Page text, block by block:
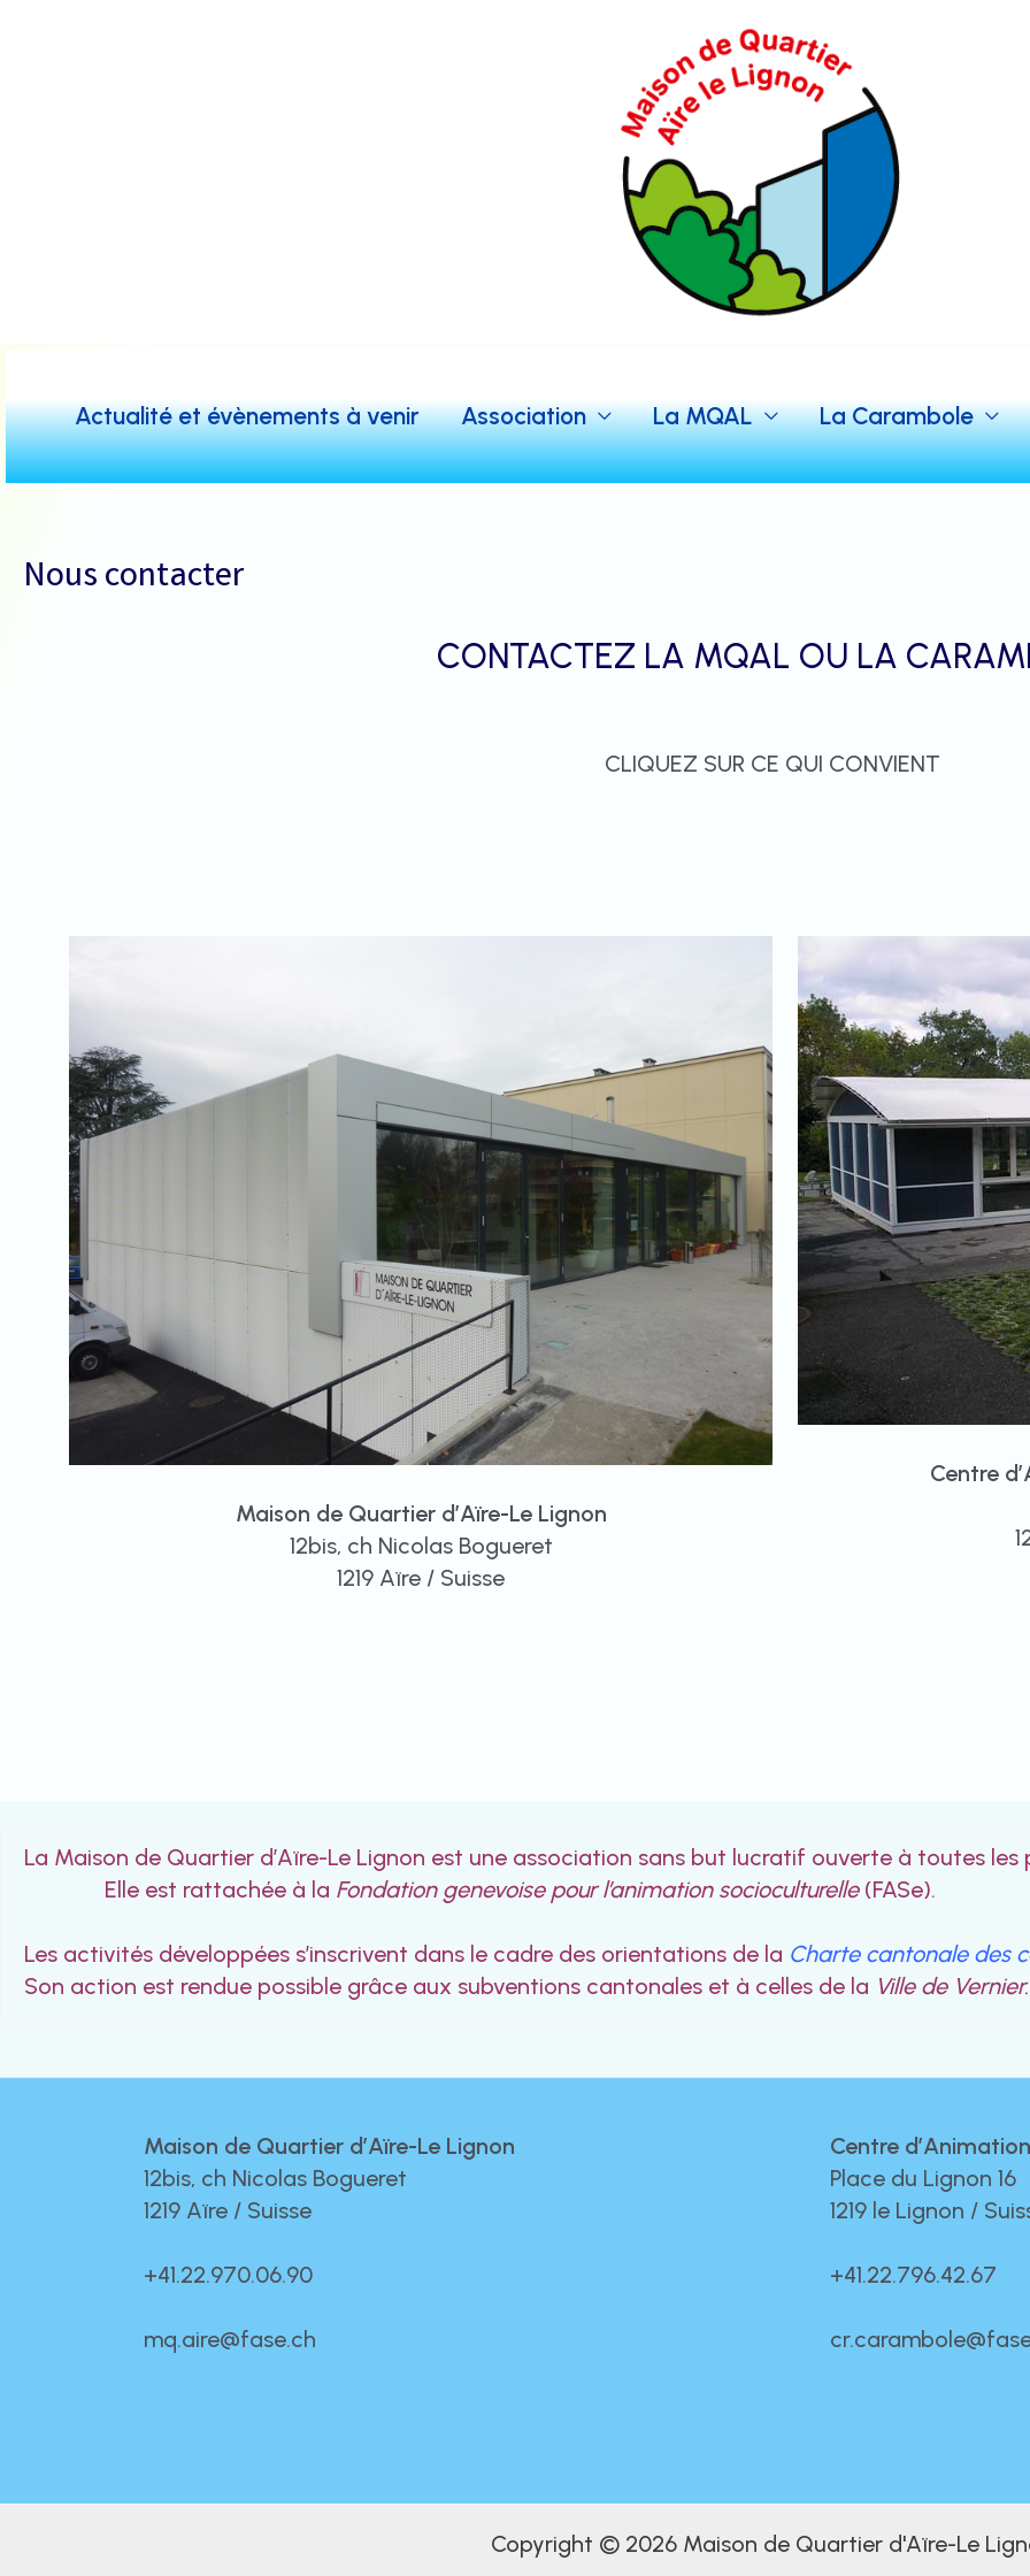
Actualité et évènements à venir Association La MQAL La Carambole
Nous contacter
CONTACTEZ LA MQAL OU LA
CLIQUEZ SUR CE QUI CONVIENT
Maison de Quartier d’Aïre-Le Lignon
12bis, ch Nicolas Bogueret
1219 Aïre / Suisse
Centre
La Maison de Quartier d’Aïre-Le Lignon est une association sans but lucratif
Elle est rattachée à la Fondation genevoise pour l’animation socioculturelle(FASe).
Les activités développées s’inscrivent dans le cadre des orientations de la Charte cantonale des
Son action est rendue possible grâce aux subventions cantonales et à celles de la Ville de Vernier.
Maison de Quartier d’Aïre-Le Lignon
12bis, ch Nicolas Bogueret
1219 Aïre / Suisse
+41.22.970.06.90
mq.aire@fase.ch
Centre
Place du Lignon 16
1219 le Lignon /
+41.22.796.42.67
Copyright © 2026 Maison de Quartier d'Aïre-Le